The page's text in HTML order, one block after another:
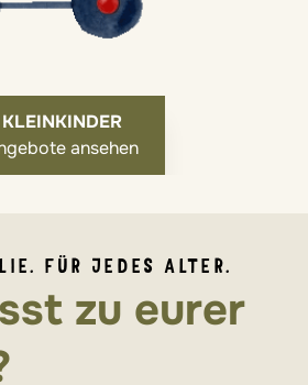
KLEINKINDER
ansehen
FÜR JEDES ALTER.
zu eurer